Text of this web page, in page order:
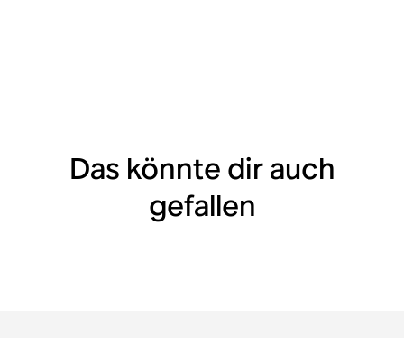
Das könnte dir auch
gefallen